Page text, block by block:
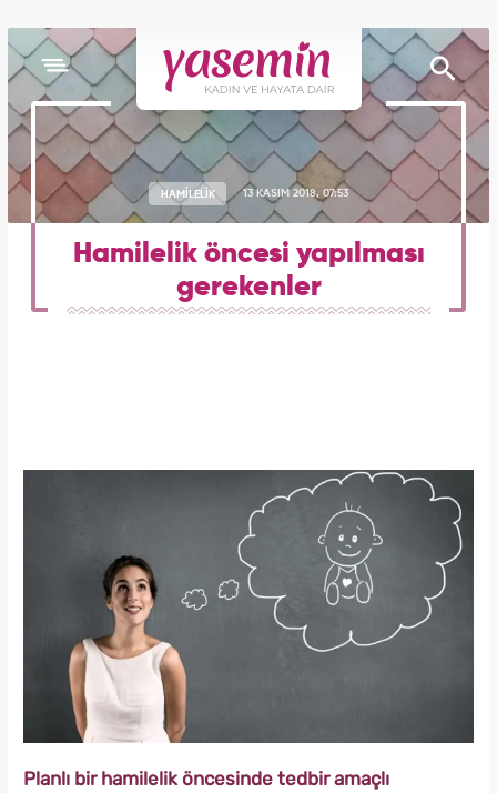
HAMİLELİK 13 KASIM 2018, 07:53
Hamilelik öncesi yapılması
gerekenler
Planlı bir hamilelik öncesinde tedbir amaçlı